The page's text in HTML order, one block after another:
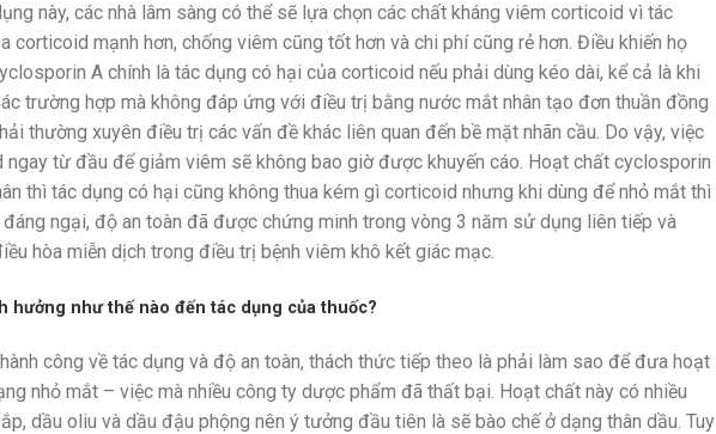
này, các nhà lâm sàng có thể sẽ lựa chọn các chất kháng viêm corticoid vì tác
corticoid mạnh hơn, chống viêm cũng tốt hơn và chi phí cũng rẻ hơn. Điều khiến họ
A chính là tác dụng có hại của corticoid nếu phải dùng kéo dài, kể cả là khi
trường hợp mà không đáp ứng với điều trị bằng nước mắt nhân tạo đơn thuần đồng
thường xuyên điều trị các vấn đề khác liên quan đến bề mặt nhãn cầu. Do vậy, việc
từ đầu để giảm viêm sẽ không bao giờ được khuyến cáo. Hoạt chất cyclosporin
thì tác dụng có hại cũng không thua kém gì corticoid nhưng khi dùng để nhỏ mắt thì
ngại, độ an toàn đã được chứng minh trong vòng 3 năm sử dụng liên tiếp và
hòa miễn dịch trong điều trị bệnh viêm khô kết giác mạc.
hưởng như thế nào đến tác dụng của thuốc?
công về tác dụng và độ an toàn, thách thức tiếp theo là phải làm sao để đưa hoạt
nhỏ mắt – việc mà nhiều công ty dược phẩm đã thất bại. Hoạt chất này có nhiều
dầu oliu và dầu đậu phộng nên ý tưởng đầu tiên là sẽ bào chế ở dạng thân dầu. Tuy